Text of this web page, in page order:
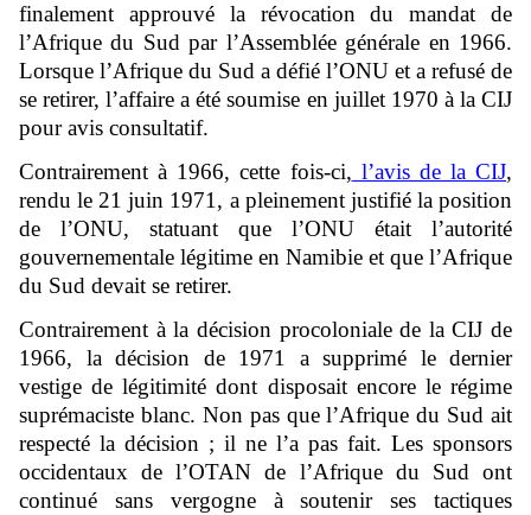
finalement approuvé la révocation du mandat de
l’Afrique du Sud par l’Assemblée générale en 1966.
Lorsque l’Afrique du Sud a défié l’ONU et a refusé de
se retirer, l’affaire a été soumise en juillet 1970 à la CIJ
pour avis consultatif.
Contrairement à 1966, cette fois-ci, l’avis de la CIJ,
rendu le 21 juin 1971, a pleinement justifié la position
de l’ONU, statuant que l’ONU était l’autorité
gouvernementale légitime en Namibie et que l’Afrique
du Sud devait se retirer.
Contrairement à la décision procoloniale de la CIJ de
1966, la décision de 1971 a supprimé le dernier
vestige de légitimité dont disposait encore le régime
suprémaciste blanc. Non pas que l’Afrique du Sud ait
respecté la décision ; il ne l’a pas fait. Les sponsors
occidentaux de l’OTAN de l’Afrique du Sud ont
continué sans vergogne à soutenir ses tactiques